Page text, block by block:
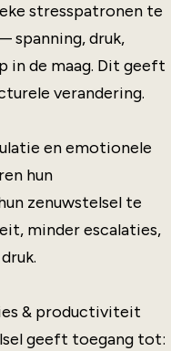
stresspatronen te
spanning, druk,
in de maag. Dit geeft
verandering.
en emotionele
hun
zenuwstelsel te
minder escalaties,
& productiviteit
geeft toegang tot: